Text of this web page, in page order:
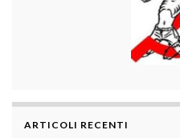
ARTICOLI RECENTI